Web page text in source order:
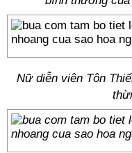
Nữ diễn viên Tôn